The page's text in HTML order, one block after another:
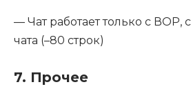
— Чат работает только с ВОР,
чата (–80 строк)
7. Прочее